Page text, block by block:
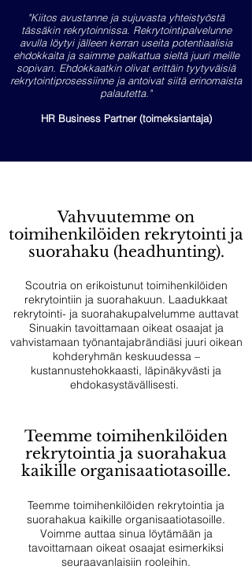
"Kiitos avustanne ja sujuvasta yhteistyöstä
tässäkin rekrytoinnissa. Rekrytointipalvelunne
avulla löytyi jälleen kerran useita potentiaalisia
ehdokkaita ja saimme palkattua sieltä juuri meille
sopivan. Ehdokkaatkin olivat erittäin tyytyväisiä
rekrytointiprosessiinne ja antoivat siitä erinomaista
palautetta."
HR Business Partner (toimeksiantaja)
Vahvuutemme on
toimihenkilöiden rekrytointi ja
suorahaku (headhunting).
Scoutria on erikoistunut toimihenkilöiden
rekrytointiin ja suorahakuun. Laadukkaat
rekrytointi- ja suorahakupalvelumme auttavat
Sinuakin tavoittamaan oikeat osaajat ja
vahvistamaan työnantajabrändiäsi juuri oikean
kohderyhmän keskuudessa –
kustannustehokkaasti, läpinäkyvästi ja
ehdokasystävällisesti.
Teemme toimihenkilöiden
rekrytointia ja suorahakua
kaikille organisaatiotasoille.
Teemme toimihenkilöiden rekrytointia ja
suorahakua kaikille organisaatiotasoille.
Voimme auttaa sinua löytämään ja
tavoittamaan oikeat osaajat esimerkiksi
seuraavanlaisiin rooleihin.